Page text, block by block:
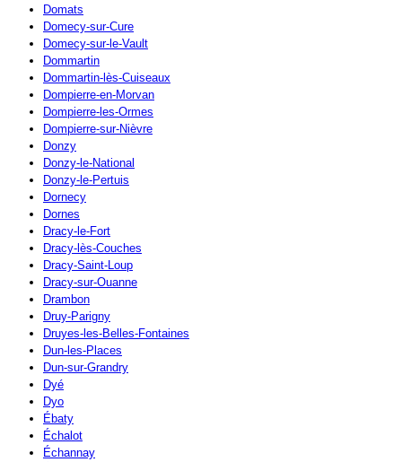
Domats
Domecy-sur-Cure
Domecy-sur-le-Vault
Dommartin
Dommartin-lès-Cuiseaux
Dompierre-en-Morvan
Dompierre-les-Ormes
Dompierre-sur-Nièvre
Donzy
Donzy-le-National
Donzy-le-Pertuis
Dornecy
Dornes
Dracy-le-Fort
Dracy-lès-Couches
Dracy-Saint-Loup
Dracy-sur-Ouanne
Drambon
Druy-Parigny
Druyes-les-Belles-Fontaines
Dun-les-Places
Dun-sur-Grandry
Dyé
Dyo
Ébaty
Échalot
Échannay